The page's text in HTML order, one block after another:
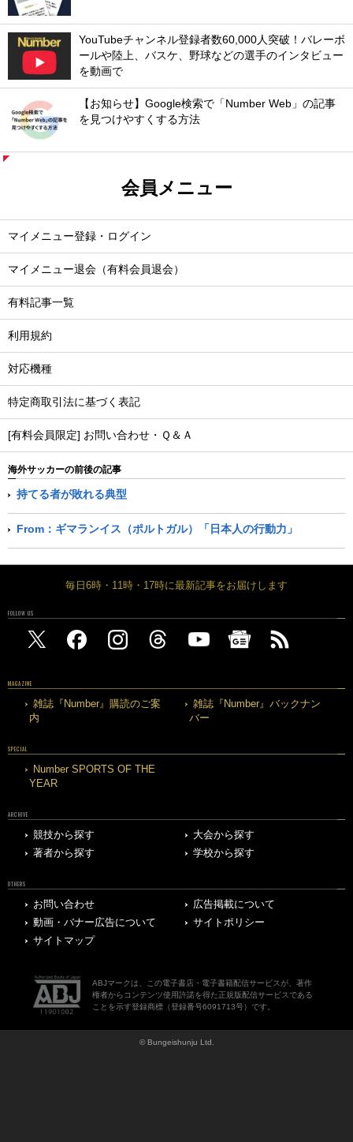
YouTubeチャンネル登録者数60,000人突破！バレーボ
ールや陸上、バスケ、野球などの選手のインタビュー
を動画で
【お知らせ】Google検索で「Number Web」の記事
を見つけやすくする方法
会員メニュー
マイメニュー登録・ログイン
マイメニュー退会（有料会員退会）
有料記事一覧
利用規約
対応機種
特定商取引法に基づく表記
[有料会員限定] お問い合わせ・Ｑ＆Ａ
海外サッカーの前後の記事
持てる者が敗れる典型
From：ギマランイス（ポルトガル）「日本人の行動力」
毎日6時・11時・17時に最新記事をお届けします
FOLLOW US
MAGAZINE
雑誌『Number』購読のご案
内
雑誌『Number』バックナン
バー
SPECIAL
Number SPORTS OF THE
YEAR
ARCHIVE
競技から探す
大会から探す
著者から探す
学校から探す
OTHERS
お問い合わせ
広告掲載について
動画・バナー広告について
サイトポリシー
サイトマップ
ABJマークは、この電子書店・電子書籍配信サービスが、著作
権者からコンテンツ使用許諾を得た正規版配信サービスである
ことを示す登録商標（登録番号6091713号）です。
© Bungeishunju Ltd.